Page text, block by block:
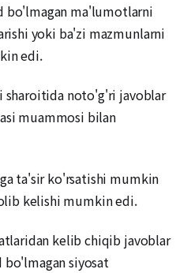
bo'lmagan ma'lumotlarni
yoki ba'zi mazmunlarni
edi.
sharoitida noto'g'ri javoblar
muammosi bilan
ta'sir ko'rsatishi mumkin
kelishi mumkin edi.
kelib chiqib javoblar
siyosat